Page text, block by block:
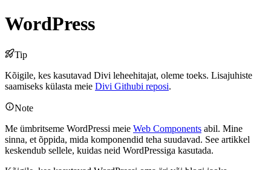
WordPress
Tip
Kõigile, kes kasutavad Divi leheehitajat, oleme toeks. Lisajuhiste
saamiseks külasta meie Divi Githubi reposi.
Note
Me ümbritseme WordPressi meie Web Components abil. Mine
sinna, et õppida, mida komponendid teha suudavad. See artikkel
keskendub sellele, kuidas neid WordPressiga kasutada.